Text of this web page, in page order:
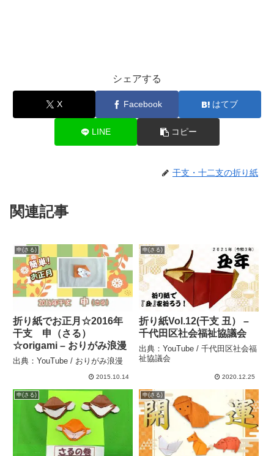
シェアする
X Facebook はてブ
LINE コピー
干支・十二支の折り紙
関連記事
申(さる)
折り紙でお正月☆2016年
干支 申（さる）
☆origami – おりがみ浪漫
出典：YouTube / おりがみ浪漫
2015.10.14
申(さる)
折り紙Vol.12(干支 丑） –
千代田区社会福祉協議会
出典：YouTube / 千代田区社会福
祉協議会
2020.12.25
申(さる) 申(さる)